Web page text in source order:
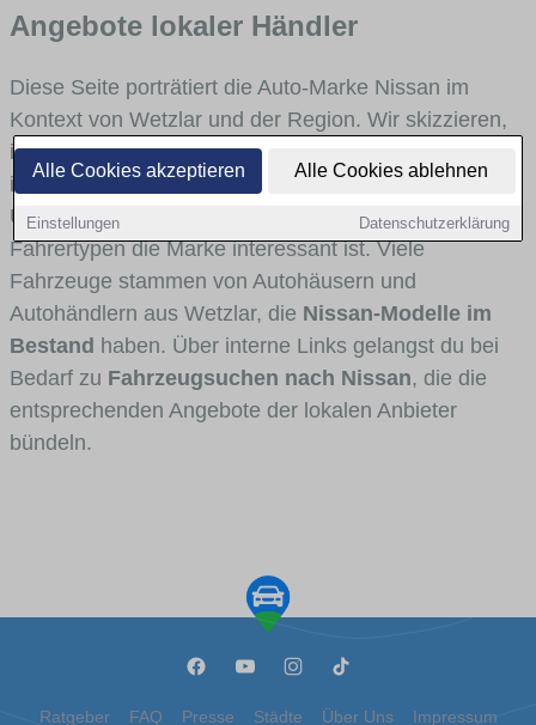
Alle Cookies akzeptieren Alle Cookies ablehnen
Einstellungen Datenschutzerklärung
Angebote lokaler Händler
Diese Seite porträtiert die Auto-Marke Nissan im
Kontext von Wetzlar und der Region. Wir skizzieren,
in welchen Fahrzeugklassen Nissan stark vertreten
ist, welche Modellreihen häufig im Stadt- und
Umlandverkehr zu sehen sind und für welche
Fahrertypen die Marke interessant ist. Viele
Fahrzeuge stammen von Autohäusern und
Autohändlern aus Wetzlar, die Nissan-Modelle im
Bestand haben. Über interne Links gelangst du bei
Bedarf zu Fahrzeugsuchen nach Nissan, die die
entsprechenden Angebote der lokalen Anbieter
bündeln.
Ratgeber FAQ Presse Städte Über Uns Impressum